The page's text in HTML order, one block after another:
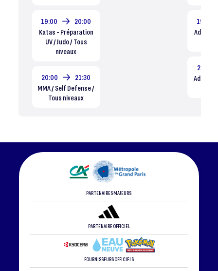
19:00
20:00
Katas - Préparation
UV / Judo / Tous
niveaux
20:00
21:30
MMA / Self Defense /
Tous niveaux
19:00
20:00
Adultes
PARTENAIRES MAJEURS
PARTENAIRE OFFICIEL
FOURNISSEURS OFFICIELS